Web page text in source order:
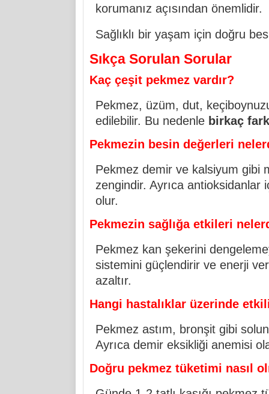
korumanız açısından önemlidir.
Sağlıklı bir yaşam için doğru
Sıkça Sorulan Sorular
Kaç çeşit pekmez vardır?
Pekmez, üzüm, dut,
edilebilir. Bu nedenle birkaç
Pekmezin besin değerleri
Pekmez demir ve kalsiyum gibi
zengindir. Ayrıca
olur.
Pekmezin sağlığa etkileri
Pekmez kan şekerini
sistemini güçlendirir ve enerji
azaltır.
Hangi hastalıklar üzerinde
Pekmez astım, bronşit gibi
Ayrıca demir eksikliği anemisi
Doğru pekmez tüketimi nasıl